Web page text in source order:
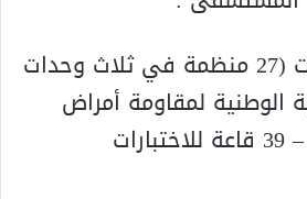
– 31 غرفة للعمليات (27 منظمة في ثلاث وحدات
الوطنية لمقاومة أمراض
القلب والشرايين)، – 39 قاعة للاختبارات